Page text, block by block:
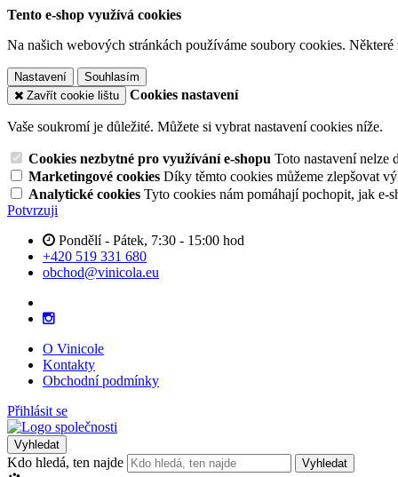
Tento e-shop využívá cookies
Na našich webových stránkách používáme soubory cookies.
Nastavení
Souhlasím
Zavřít cookie lištu
Cookies nastavení
Vaše soukromí je důležité. Můžete si vybrat nastavení cookies níže.
Cookies nezbytné pro využívání e-shopu Toto nastavení nelze
Marketingové cookies Díky těmto cookies můžeme zlepšovat
Analytické cookies Tyto cookies nám pomáhají pochopit, jak e-
Potvrzuji
Pondělí - Pátek, 7:30 - 15:00 hod
+420 519 331 680
obchod@vinicola.eu
O Vinicole
Kontakty
Obchodní podmínky
Přihlásit se
Vyhledat
Kdo hledá, ten najde Vyhledat